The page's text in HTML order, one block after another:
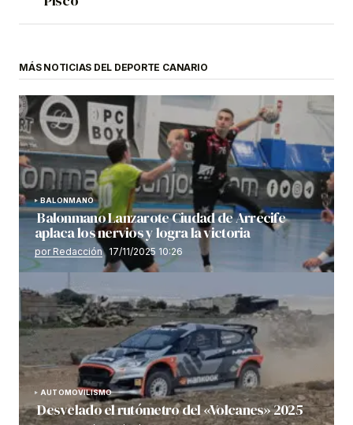
MÁS NOTICIAS DEL DEPORTE CANARIO
BALONMANO
Balonmano Lanzarote Ciudad de Arrecife
aplaca los nervios y logra la victoria
por Redacción 17/11/2025 10:26
AUTOMOVILISMO
Desvelado el rutómetro del «Volcanes» 2025